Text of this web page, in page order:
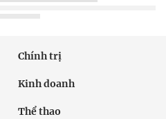
Chính trị
Kinh doanh
Thể thao